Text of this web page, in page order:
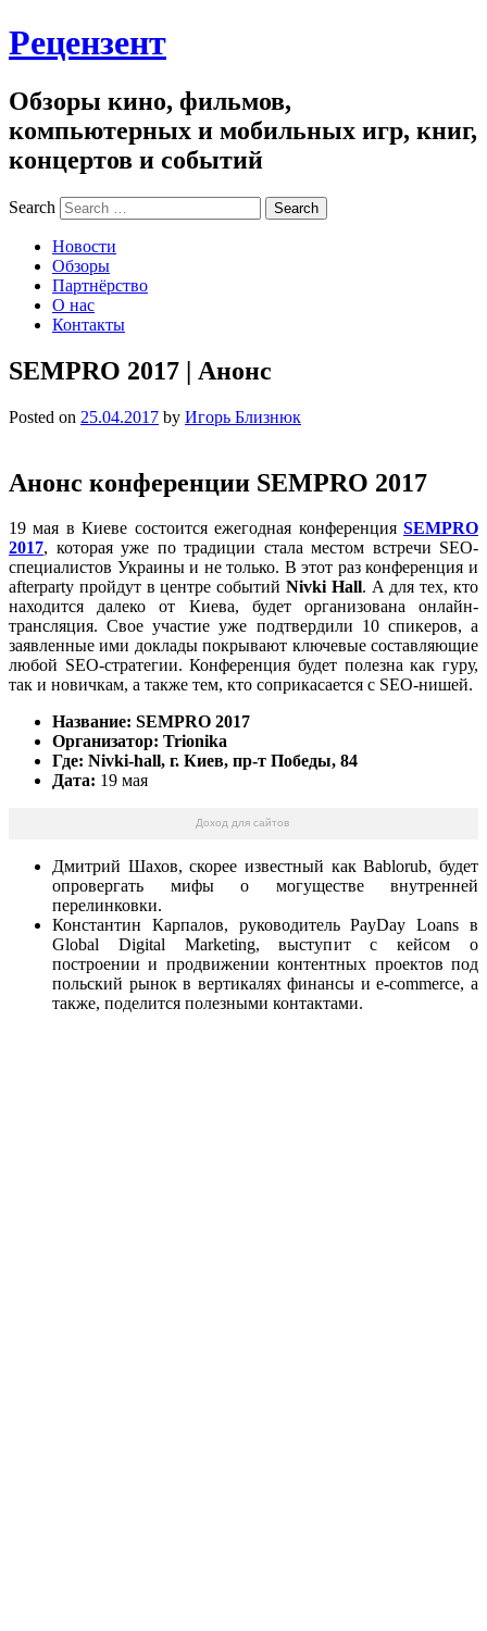
Рецензент
Обзоры кино, фильмов,
компьютерных и мобильных игр, книг,
концертов и событий
Search
Новости
Обзоры
Партнёрство
О нас
Контакты
SEMPRO 2017 | Анонс
Posted on 25.04.2017 by Игорь Близнюк
Анонс конференции SEMPRO 2017
19 мая в Киеве состоится ежегодная конференция SEMPRO
2017, которая уже по традиции стала местом встречи SEO-
специалистов Украины и не только. В этот раз конференция и
afterparty пройдут в центре событий Nivki Hall. А для тех, кто
находится далеко от Киева, будет организована онлайн-
трансляция. Свое участие уже подтвердили 10 спикеров, а
заявленные ими доклады покрывают ключевые составляющие
любой SEO-стратегии. Конференция будет полезна как гуру,
так и новичкам, а также тем, кто соприкасается с SEO-нишей.
Название: SEMPRO 2017
Организатор: Trionika
Где: Nivki-hall, г. Киев, пр-т Победы, 84
Дата: 19 мая
Доход для сайтов
Дмитрий Шахов, скорее известный как Bablorub, будет
опровергать мифы о могуществе внутренней
перелинковки.
Константин Карпалов, руководитель PayDay Loans в
Global Digital Marketing, выступит с кейсом о
построении и продвижении контентных проектов под
польский рынок в вертикалях финансы и e-commerce, а
также, поделится полезными контактами.